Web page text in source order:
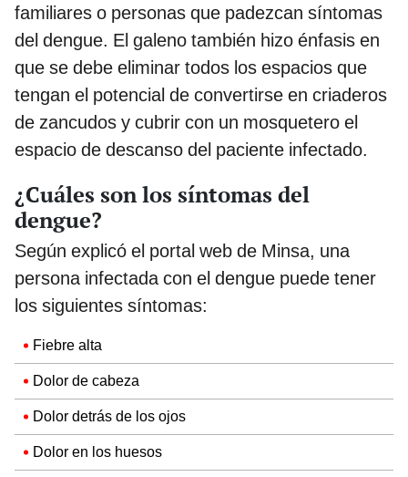
familiares o personas que padezcan síntomas
del dengue. El galeno también hizo énfasis en
que se debe eliminar todos los espacios que
tengan el potencial de convertirse en criaderos
de zancudos y cubrir con un mosquetero el
espacio de descanso del paciente infectado.
¿Cuáles son los síntomas del
dengue?
Según explicó el portal web de Minsa, una
persona infectada con el dengue puede tener
los siguientes síntomas:
Fiebre alta
Dolor de cabeza
Dolor detrás de los ojos
Dolor en los huesos